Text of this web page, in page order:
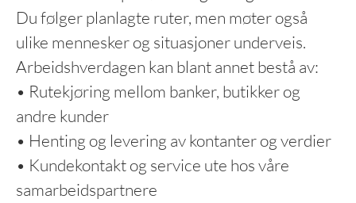
Du følger planlagte ruter, men møter også
ulike mennesker og situasjoner underveis.
Arbeidshverdagen kan blant annet bestå av:
• Rutekjøring mellom banker, butikker og
andre kunder
• Henting og levering av kontanter og verdier
• Kundekontakt og service ute hos våre
samarbeidspartnere